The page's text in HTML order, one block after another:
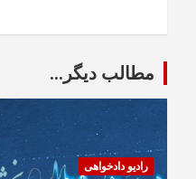
مطالب دیگر...
رادیو دادخواهی